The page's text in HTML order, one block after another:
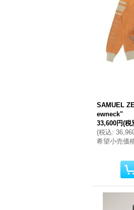
SAMUEL
ewneck"
33,600円(税
(税込:
希望小売価